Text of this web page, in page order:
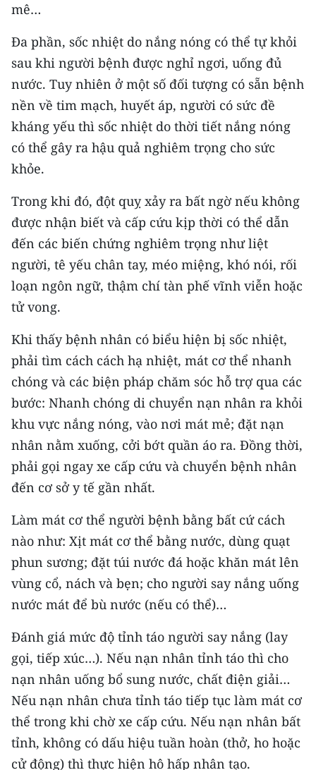
Media Khoa học - Công nghệ
Media Môi trường
Ảnh
Infographic
TIN MỚI
Trung du và miền núi phía Bắc
Đồng bằng sông Hồng
Bắc Trung Bộ
Duyên hải Nam Trung Bộ và Tây
Đông Nam Bộ
Đồng bằng sông Cửu Long
Chuyên trang Hà Nội
Chuyên trang TP. Hồ Chí Minh
CHUYÊN ĐỀ
CÁC CHUYÊN TRANG
VỀ BÁO NHÂN DÂN
THỜI NAY
NHÂN DÂN CUỐI TUẦN
NHÂN DÂN HẰNG THÁNG
MUA BÁO
ĐỌC BÁO IN
mê…
Đa phần, sốc nhiệt do nắng nóng có thể tự khỏi
sau khi người bệnh được nghỉ ngơi, uống đủ
nước. Tuy nhiên ở một số đối tượng có sẵn bệnh
nền về tim mạch, huyết áp, người có sức đề
kháng yếu thì sốc nhiệt do thời tiết nắng nóng
có thể gây ra hậu quả nghiêm trọng cho sức
khỏe.
Trong khi đó, đột quỵ xảy ra bất ngờ nếu không
được nhận biết và cấp cứu kịp thời có thể dẫn
đến các biến chứng nghiêm trọng như liệt
người, tê yếu chân tay, méo miệng, khó nói, rối
loạn ngôn ngữ, thậm chí tàn phế vĩnh viễn hoặc
tử vong.
Khi thấy bệnh nhân có biểu hiện bị sốc nhiệt,
phải tìm cách cách hạ nhiệt, mát cơ thể nhanh
chóng và các biện pháp chăm sóc hỗ trợ qua các
bước: Nhanh chóng di chuyển nạn nhân ra khỏi
khu vực nắng nóng, vào nơi mát mẻ; đặt nạn
nhân nằm xuống, cởi bớt quần áo ra. Đồng thời,
phải gọi ngay xe cấp cứu và chuyển bệnh nhân
đến cơ sở y tế gần nhất.
Làm mát cơ thể người bệnh bằng bất cứ cách
nào như: Xịt mát cơ thể bằng nước, dùng quạt
phun sương; đặt túi nước đá hoặc khăn mát lên
vùng cổ, nách và bẹn; cho người say nắng uống
nước mát để bù nước (nếu có thể)…
Đánh giá mức độ tỉnh táo người say nắng (lay
gọi, tiếp xúc…). Nếu nạn nhân tỉnh táo thì cho
nạn nhân uống bổ sung nước, chất điện giải…
Nếu nạn nhân chưa tỉnh táo tiếp tục làm mát cơ
thể trong khi chờ xe cấp cứu. Nếu nạn nhân bất
tỉnh, không có dấu hiệu tuần hoàn (thở, ho hoặc
cử động) thì thực hiện hô hấp nhân tạo.